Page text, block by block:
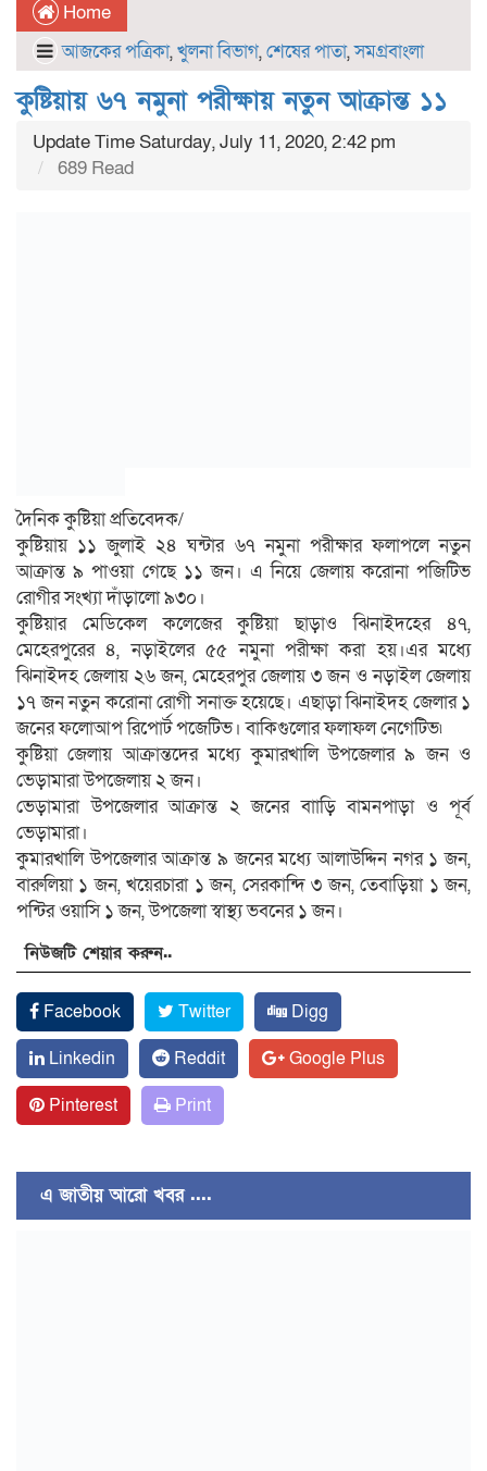
Home
আজকের পত্রিকা,খুলনা বিভাগ,শেষের পাতা,সমগ্রবাংলা
কুষ্টিয়ায় ৬৭ নমুনা পরীক্ষায় নতুন আক্রান্ত ১১
Update Time Saturday, July 11, 2020, 2:42 pm
689 Read
দৈনিক কুষ্টিয়া প্রতিবেদক/
কুষ্টিয়ায় ১১ জুলাই ২৪ ঘন্টার ৬৭ নমুনা পরীক্ষার ফলাপলে নতুন
আক্রান্ত ৯ পাওয়া গেছে ১১ জন। এ নিয়ে জেলায় করোনা পজিটিভ
রোগীর সংখ্যা দাঁড়ালো ৯৩০।
কুষ্টিয়ার মেডিকেল কলেজের কুষ্টিয়া ছাড়াও ঝিনাইদহের ৪৭,
মেহেরপুরের ৪, নড়াইলের ৫৫ নমুনা পরীক্ষা করা হয়।এর মধ্যে
ঝিনাইদহ জেলায় ২৬ জন, মেহেরপুর জেলায় ৩ জন ও নড়াইল জেলায়
১৭ জন নতুন করোনা রোগী সনাক্ত হয়েছে। এছাড়া ঝিনাইদহ জেলার ১
জনের ফলোআপ রিপোর্ট পজেটিভ। বাকিগুলোর ফলাফল নেগেটিভ৷
কুষ্টিয়া জেলায় আক্রান্তদের মধ্যে কুমারখালি উপজেলার ৯ জন ও
ভেড়ামারা উপজেলায় ২ জন।
ভেড়ামারা উপজেলার আক্রান্ত ২ জনের বাাড়ি বামনপাড়া ও পূর্ব
ভেড়ামারা।
কুমারখালি উপজেলার আক্রান্ত ৯ জনের মধ্যে আলাউদ্দিন নগর ১ জন,
বারুলিয়া ১ জন, খয়েরচারা ১ জন, সেরকান্দি ৩ জন, তেবাড়িয়া ১ জন,
পন্টির ওয়াসি ১ জন, উপজেলা স্বাস্থ্য ভবনের ১ জন।
নিউজটি শেয়ার করুন..
Facebook Twitter
Digg
Linkedin
Reddit
Google Plus
Pinterest
Print
এ জাতীয় আরো খবর ....